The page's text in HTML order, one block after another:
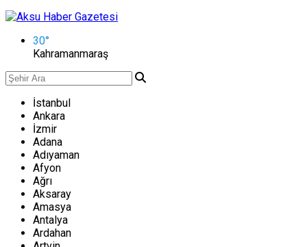
30°
Kahramanmaraş
İstanbul
Ankara
İzmir
Adana
Adıyaman
Afyon
Ağrı
Aksaray
Amasya
Antalya
Ardahan